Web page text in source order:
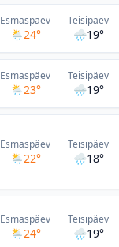
Esmaspäev
🌦24°
Teisipäev
🌧19°
Esmaspäev
🌦23°
Teisipäev
🌧19°
Esmaspäev
🌦22°
Teisipäev
🌧18°
Esmaspäev
🌦24°
Teisipäev
🌧19°